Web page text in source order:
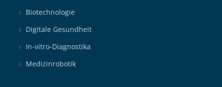
Biotechnologie
Digitale Gesundheit
In-vitro-Diagnostika
Medizinrobotik